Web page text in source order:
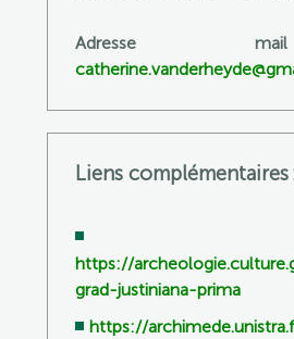
Adresse
Liens complémentaires
https://
grad-justiniana-prima
https://